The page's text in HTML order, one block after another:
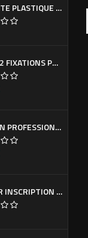
RACLETTE PLASTIQUE BLEUE (OU VERTE SUIVANT ARRIVAGE)
LOT DE 2 FIXATIONS PROFESSIONNELLES DE CACHE PLAQUE D'IMMATRICULATION
FIXATION PROFESSIONNELLE DE CACHE PLAQUE D'IMMATRICULATION
STICKER INSCRIPTION DE CALANDRE PEUGEOT POUR 308 PHASE I ET II